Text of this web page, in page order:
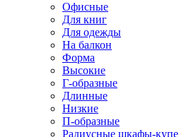
Офисные
Для книг
Для одежды
На балкон
Форма
Высокие
Г-образные
Длинные
Низкие
П-образные
Радиусные шкафы-купе